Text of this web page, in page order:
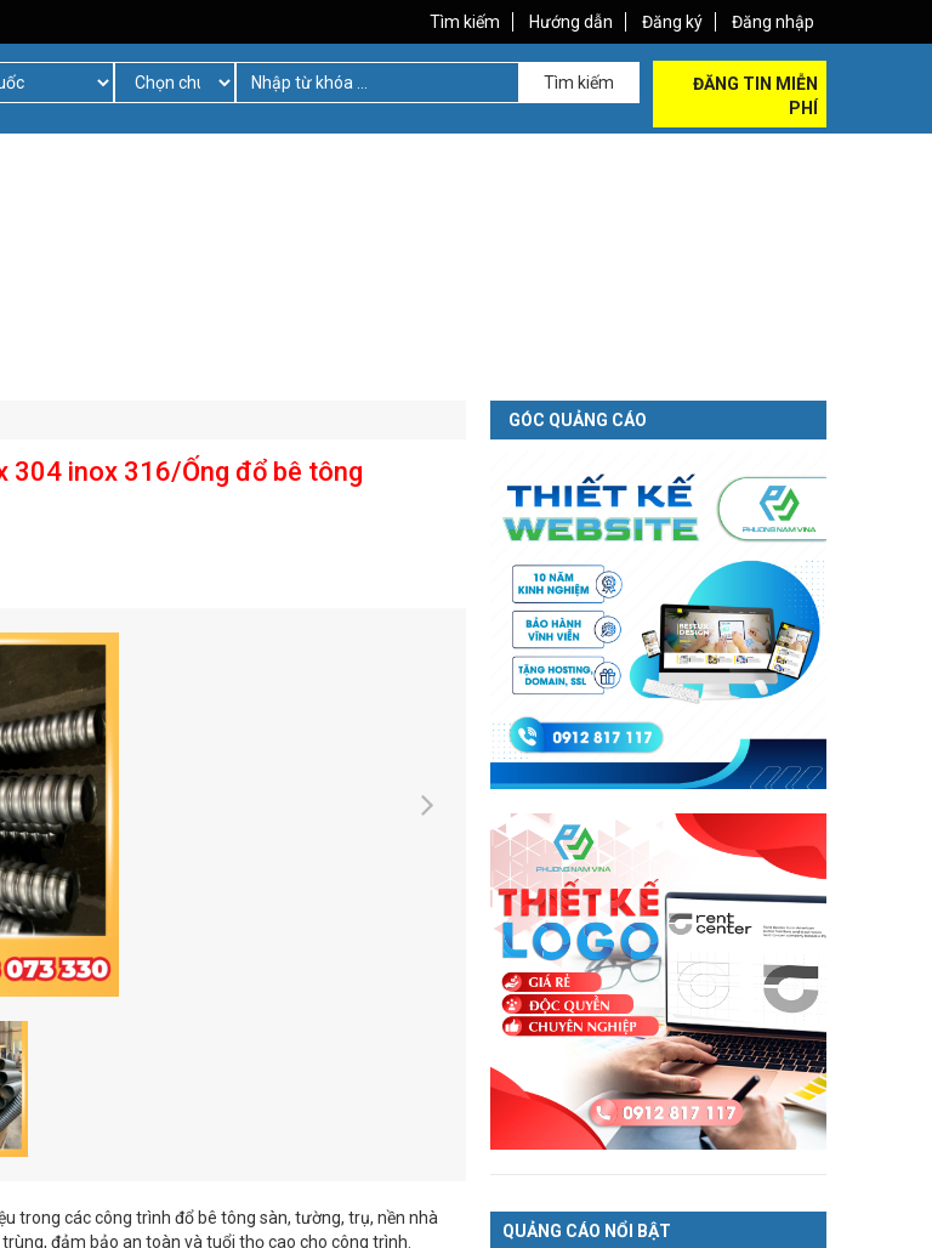
Tìm kiếm Hướng dẫn Đăng ký Đăng nhập
Tìm kiếm
ĐĂNG TIN MIỄN
PHÍ
304 inox 316/Ống đổ bê tông
trong các công trình đổ bê tông sàn, tường, trụ, nền nhà
đảm bảo an toàn và tuổi thọ cao cho công trình.
GÓC QUẢNG CÁO
QUẢNG CÁO NỔI BẬT